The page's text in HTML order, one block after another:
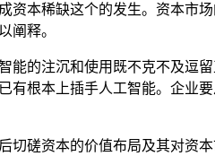
本稀缺这个的发生。资本
阐释。
的注沉和使用既不克不及逗
根本上插手人工智能。企业
资本的价值布局及其对资本